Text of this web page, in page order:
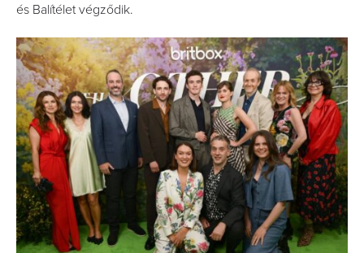
és Balítélet végződik.